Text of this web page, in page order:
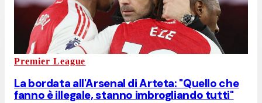
Premier League
La bordata all'Arsenal di Arteta: "Quello che
fanno è illegale, stanno imbrogliando tutti"